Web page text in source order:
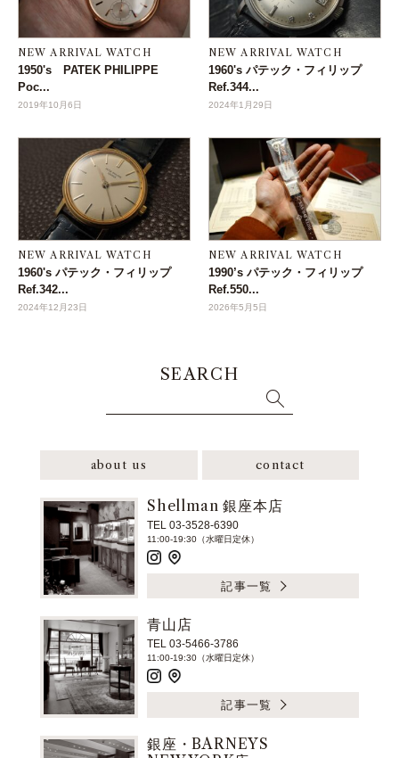
NEW ARRIVAL WATCH
1950's PATEK PHILIPPE
Poc...
2019年10月6日
NEW ARRIVAL WATCH
1960's パテック・フィリップ
Ref.344...
2024年1月29日
NEW ARRIVAL WATCH
1960's パテック・フィリップ
Ref.342...
2024年12月23日
NEW ARRIVAL WATCH
1990’s パテック・フィリップ
Ref.550...
2026年5月5日
SEARCH
about us contact
Shellman 銀座本店
TEL 03-3528-6390
11:00-19:30（水曜日定休）
記事一覧
青山店
TEL 03-5466-3786
11:00-19:30（水曜日定休）
記事一覧
銀座・BARNEYS